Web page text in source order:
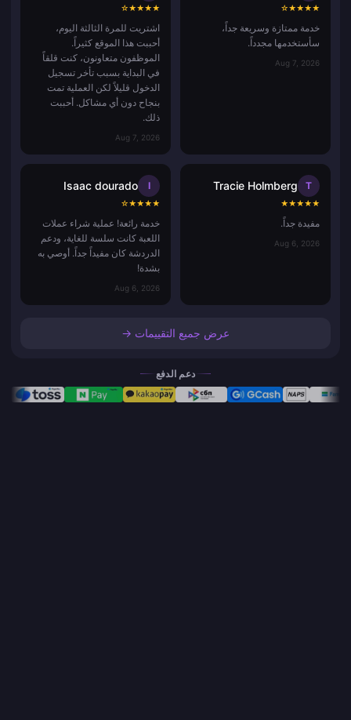
★
★
★
★
☆
خدمة ممتازة وسريعة جداً،
سأستخدمها مجدداً.
Aug 7, 2026
★
★
★
★
☆
اشتريت للمرة الثالثة اليوم،
أحببت هذا الموقع كثيراً.
الموظفون متعاونون، كنت قلقاً
في البداية بسبب تأخر تسجيل
الدخول قليلاً لكن العملية تمت
بنجاح دون أي مشاكل. أحببت
ذلك.
Aug 7, 2026
T
Tracie Holmberg
★
★
★
★
★
مفيدة جداً.
Aug 6, 2026
I
Isaac dourado
★
★
★
★
☆
خدمة رائعة! عملية شراء عملات
اللعبة كانت سلسة للغاية، ودعم
الدردشة كان مفيداً جداً. أوصي به
بشدة!
Aug 6, 2026
عرض جميع التقييمات →
دعم الدفع